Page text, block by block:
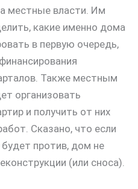
местные власти. Им
какие именно дома
в первую очередь,
Также местным
организовать
и получить от них
Сказано, что если
против, дом не
(или сноса).